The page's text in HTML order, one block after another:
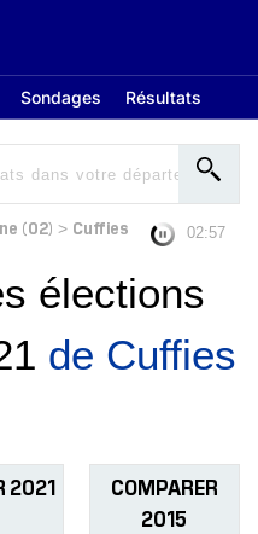
Sondages Résultats
(02) > Cuffies 02:56
élections
de Cuffies
2021
COMPARER
2015